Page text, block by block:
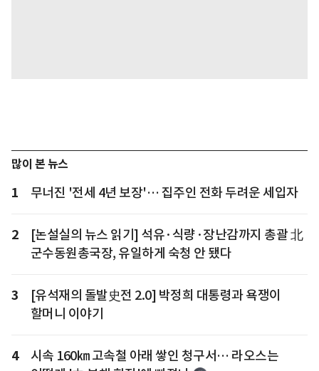
많이 본 뉴스
1 무너진 '전세 4년 보장'… 집주인 전화 두려운 세입자
2
[논설실의 뉴스 읽기] 석유·식량·장난감까지 총괄 北
군수동원총국장, 유일하게 숙청 안 됐다
3
[유석재의 돌발史전 2.0] 박정희 대통령과 욕쟁이
할머니 이야기
4
시속 160㎞ 고속철 아래 쌓인 청구서… 라오스는